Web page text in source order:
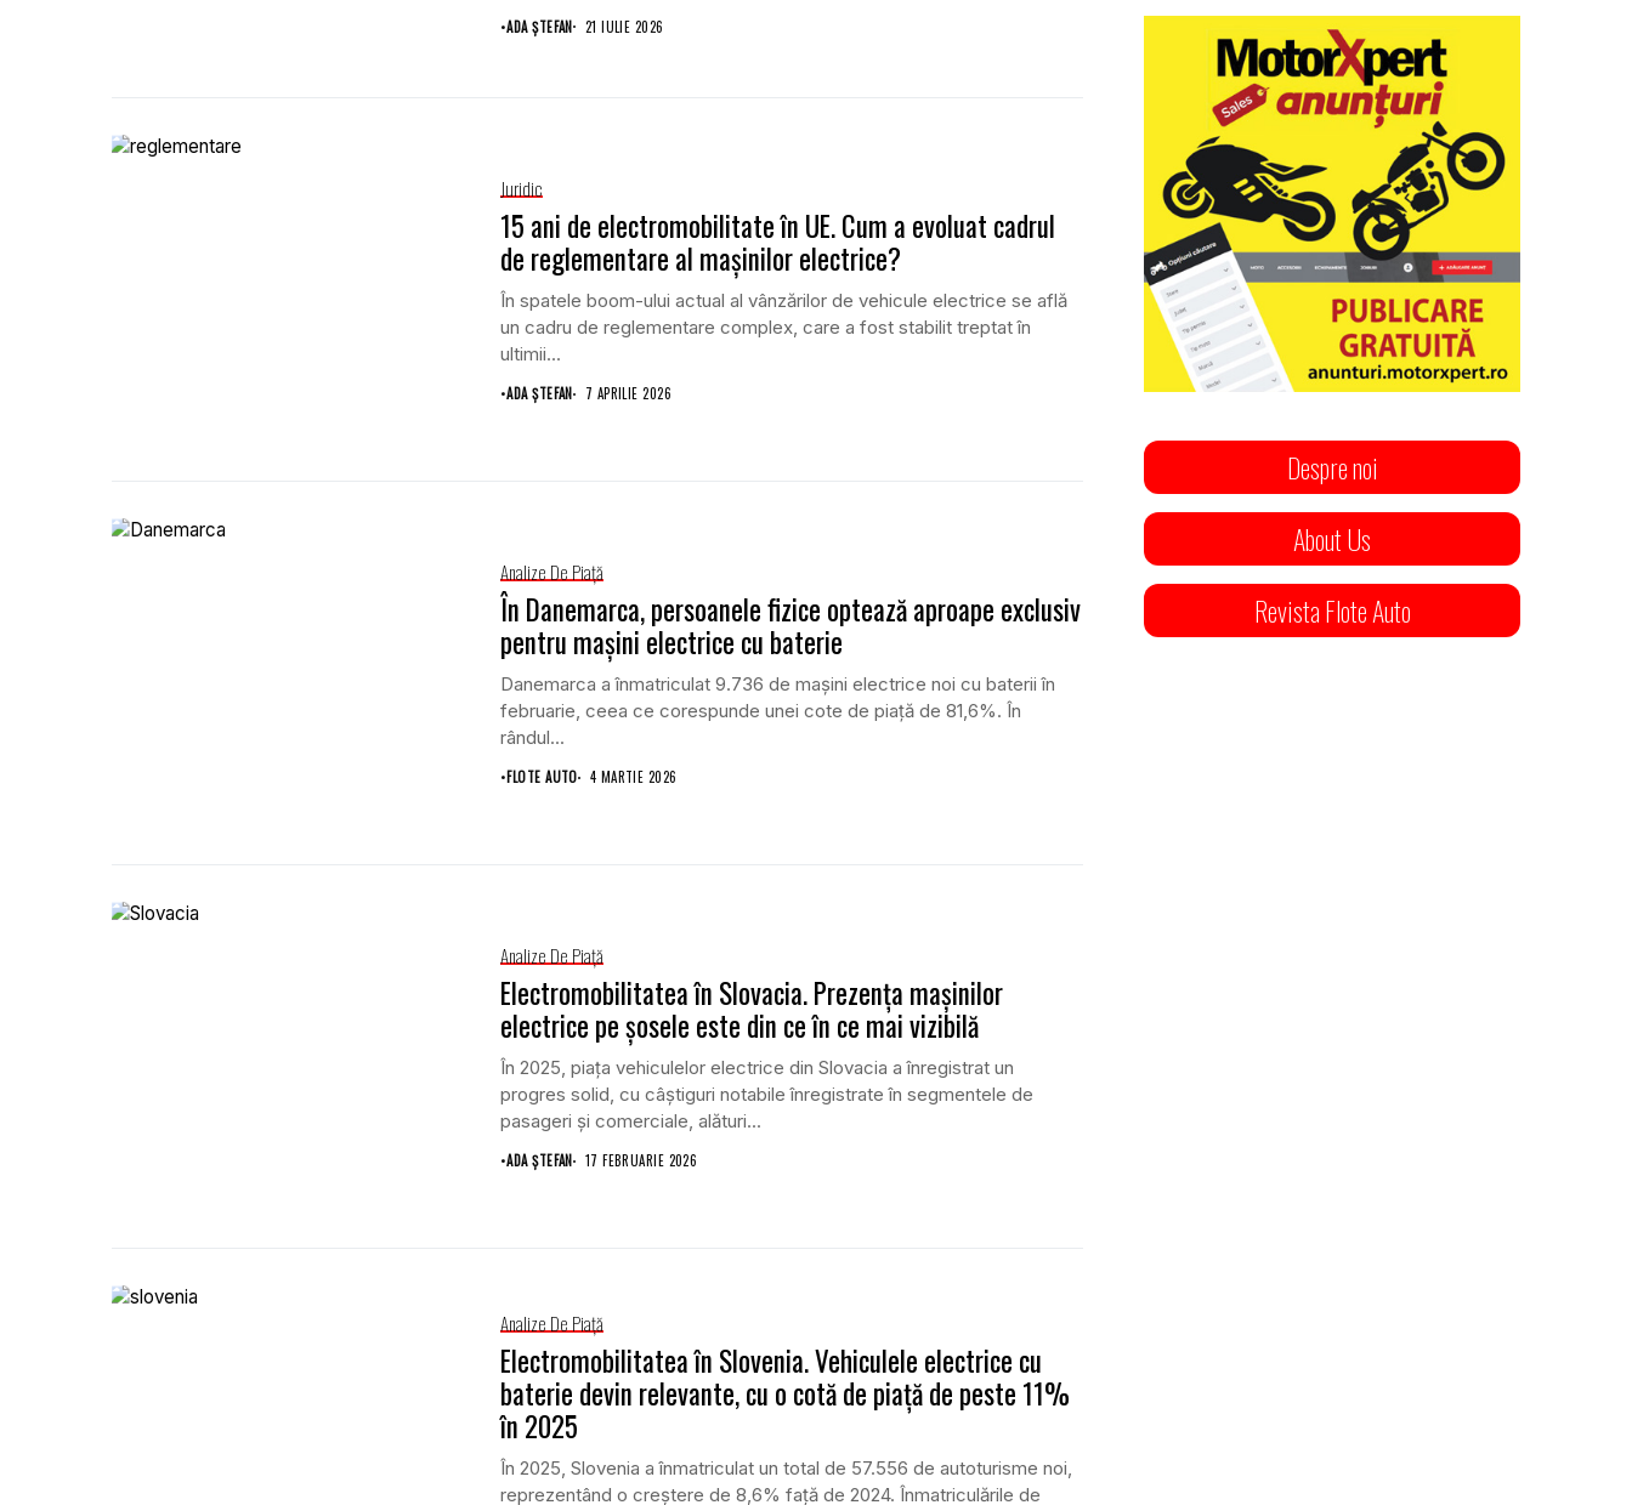
•ADA ȘTEFAN 21 IULIE 2026
Juridic
15 ani de electromobilitate în UE. Cum a evoluat cadrul
de reglementare al mașinilor electrice?
În spatele boom-ului actual al vânzărilor de vehicule electrice se află
un cadru de reglementare complex, care a fost stabilit treptat în
ultimii...
•ADA ȘTEFAN 7 APRILIE 2026
Analize De Piață
În Danemarca, persoanele fizice optează aproape exclusiv
pentru mașini electrice cu baterie
Danemarca a înmatriculat 9.736 de mașini electrice noi cu baterii în
februarie, ceea ce corespunde unei cote de piață de 81,6%. În
rândul...
•FLOTE AUTO 4 MARTIE 2026
Analize De Piață
Electromobilitatea în Slovacia. Prezența mașinilor
electrice pe șosele este din ce în ce mai vizibilă
În 2025, piața vehiculelor electrice din Slovacia a înregistrat un
progres solid, cu câștiguri notabile înregistrate în segmentele de
pasageri și comerciale, alături...
•ADA ȘTEFAN 17 FEBRUARIE 2026
Analize De Piață
Electromobilitatea în Slovenia. Vehiculele electrice cu
baterie devin relevante, cu o cotă de piață de peste 11%
în 2025
În 2025, Slovenia a înmatriculat un total de 57.556 de autoturisme noi,
reprezentând o creștere de 8,6% față de 2024. Înmatriculările de
Despre noi
About Us
Revista Flote Auto